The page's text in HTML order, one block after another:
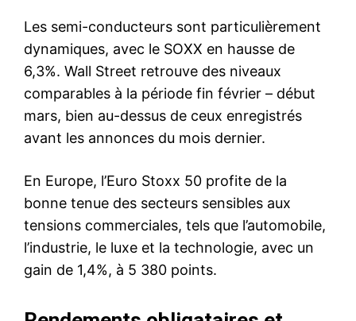
Les semi-conducteurs sont particulièrement
dynamiques, avec le SOXX en hausse de
6,3%. Wall Street retrouve des niveaux
comparables à la période fin février – début
mars, bien au-dessus de ceux enregistrés
avant les annonces du mois dernier.
En Europe, l’Euro Stoxx 50 profite de la
bonne tenue des secteurs sensibles aux
tensions commerciales, tels que l’automobile,
l’industrie, le luxe et la technologie, avec un
gain de 1,4%, à 5 380 points.